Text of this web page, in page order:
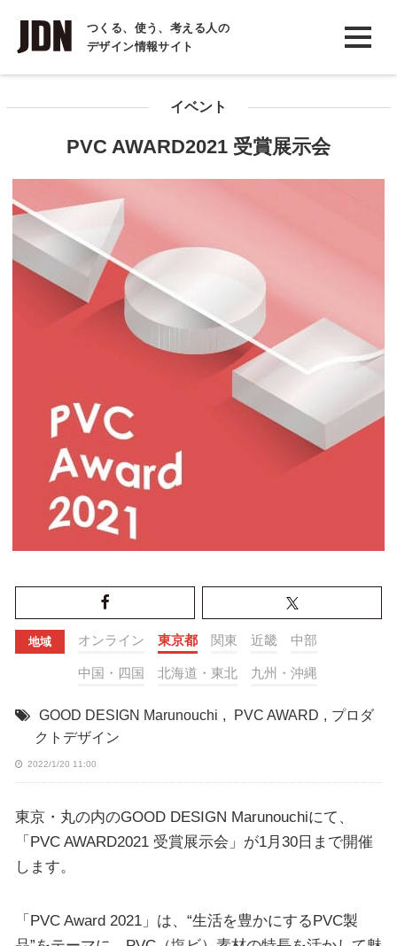
つくる、使う、考える人の
デザイン情報サイト
INTERVIEW
インタビュー
イベント
PVC AWARD2021 受賞展示会
地域 オンライン 東京都 関東 近畿 中部
中国・四国 北海道・東北 九州・沖縄
GOOD DESIGN Marunouchi , PVC AWARD , プロダ
クトデザイン
2022/1/20 11:00
東京・丸の内のGOOD DESIGN Marunouchiにて、
「PVC AWARD2021 受賞展示会」が1月30日まで開催
します。
「PVC Award 2021」は、“生活を豊かにするPVC製